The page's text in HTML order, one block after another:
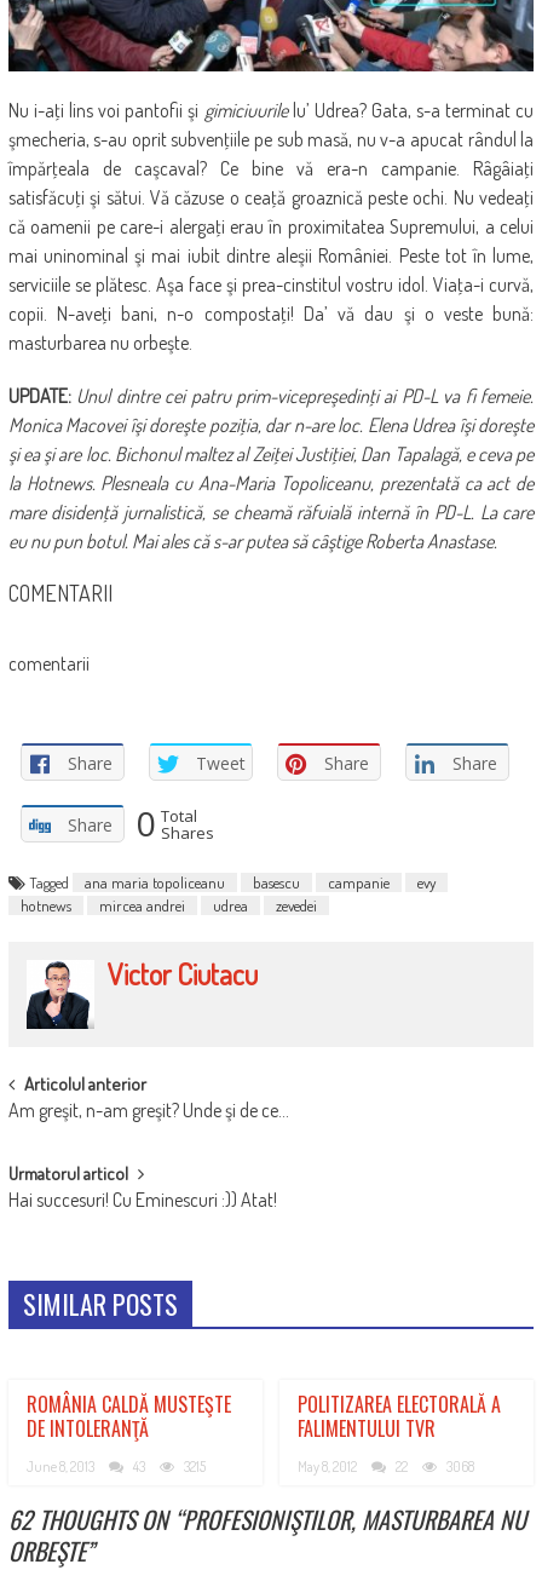
Nu i-aţi lins voi pantofii şi gimiciuurilelu’ Udrea? Gata, s-a terminat cu
şmecheria, s-au oprit subvenţiile pe sub masă, nu v-a apucat rândul la
împărţeala de caşcaval? Ce bine vă era-n campanie. Râgâiaţi
satisfăcuţi şi sătui. Vă căzuse o ceaţă groaznică peste ochi. Nu vedeaţi
că oamenii pe care-i alergaţi erau în proximitatea Supremului, a celui
mai uninominal şi mai iubit dintre aleşii României. Peste tot în lume,
serviciile se plătesc. Aşa face şi prea-cinstitul vostru idol. Viaţa-i curvă,
copii. N-aveţi bani, n-o compostaţi! Da’ vă dau şi o veste bună:
masturbarea nu orbeşte.
UPDATE: Unul dintre cei patru prim-vicepreşedinţi ai PD-L va fi femeie.
Monica Macovei îşi doreşte poziţia, dar n-are loc. Elena Udrea îşi doreşte
şi ea şi are loc. Bichonul maltez al Zeiţei Justiţiei, Dan Tapalagă, e ceva pe
la Hotnews. Plesneala cu Ana-Maria Topoliceanu, prezentată ca act de
mare disidenţă jurnalistică, se cheamă răfuială internă în PD-L. La care
eu nu pun botul. Mai ales că s-ar putea să câştige Roberta Anastase.
COMENTARII
comentarii
Share Tweet Share Share
Share 0 Total
Shares
Tagged ana maria topoliceanu basescu campanie
evy
hotnews
mircea andrei udrea zevedei
Victor Ciutacu
POST
NAVIGATION
Articolul anterior
Am greşit, n-am greşit? Unde şi de ce…
Urmatorul articol
Hai succesuri! Cu Eminescuri :)) Atat!
SIMILAR POSTS
ROMÂNIA CALDĂ MUSTEŞTE
DE INTOLERANŢĂ
June 8, 2013 43 3215
POLITIZAREA ELECTORALĂ A
FALIMENTULUI TVR
May 8, 2012 22 3068
62 THOUGHTS ON “PROFESIONIŞTILOR, MASTURBAREA NU
ORBEŞTE”